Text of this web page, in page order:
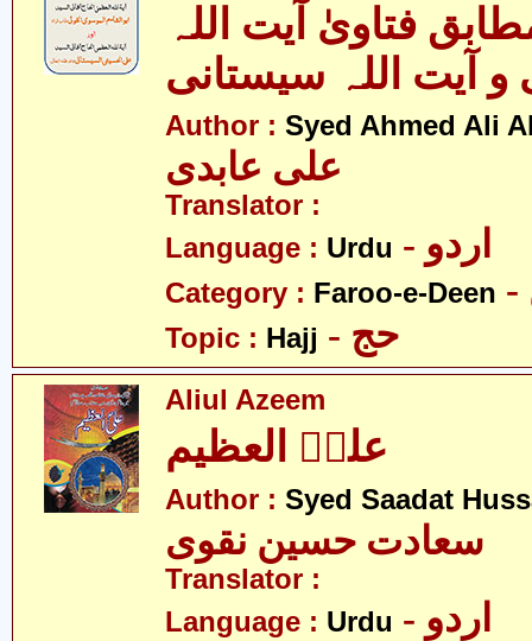
فتاویٰ آیت اللہ
و آیت اللہ سیستانی
Author : Syed Ahmed Ali
علی عابدی
Translator :
Language : Urdu - اردو
Category : Faroo-e-Deen
Topic : Hajj - حج
Aliul Azeem
علیؑ العظیم
Author : Syed Saadat
سعادت حسین نقوی
Translator :
Language : Urdu - اردو